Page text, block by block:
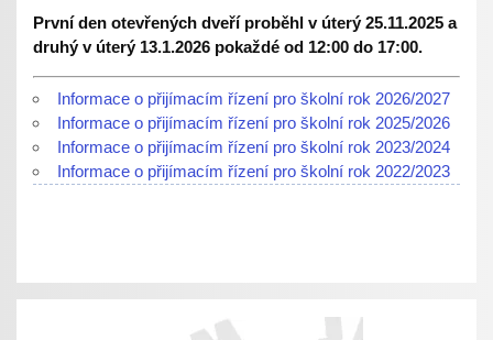
První den otevřených dveří proběhl v úterý 25.11.2025 a
druhý v úterý 13.1.2026 pokaždé od 12:00 do 17:00.
Informace o přijímacím řízení pro školní rok 2026/2027
Informace o přijímacím řízení pro školní rok 2025/2026
Informace o přijímacím řízení pro školní rok 2023/2024
Informace o přijímacím řízení pro školní rok 2022/2023